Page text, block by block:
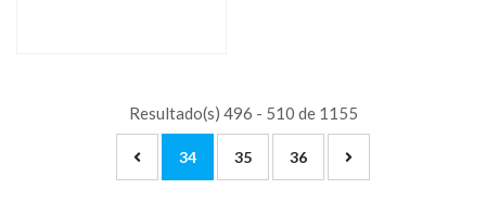
Resultado(s) 496 - 510 de 1155
34 35 36